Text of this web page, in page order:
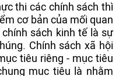
thi các chính sách thì
cơ bản của mối quan
sách kinh tế là sự
Chính sách xã hội
tiêu riêng - mục tiêu
mục tiêu là nhằm